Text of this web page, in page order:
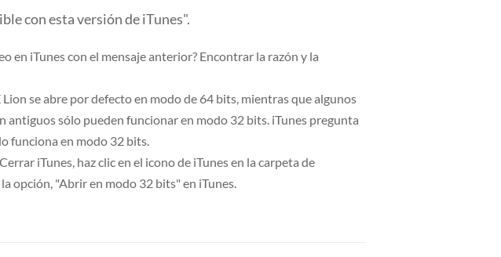
con esta versión de iTunes".
en iTunes con el mensaje anterior? Encontrar la razón y la
se abre por defecto en modo de 64 bits, mientras que algunos
antiguos sólo pueden funcionar en modo 32 bits. iTunes pregunta
funciona en modo 32 bits.
iTunes, haz clic en el icono de iTunes en la carpeta de
opción, "Abrir en modo 32 bits" en iTunes.